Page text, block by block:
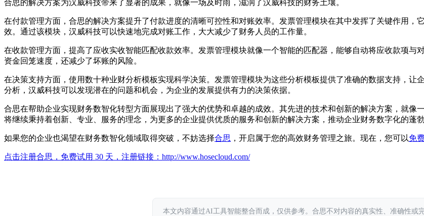
合思的解决方案为汉威科技带来了显著的成果，就像一场及时雨，滋润了汉威科技的财务土壤。
在付款管理方面，合思的解决方案提升了付款进度的清晰可控性和对账效率。发票管理模块在其中发挥了关键作用
效。通过该模块，汉威科技可以快速地完成对账工作，大大减少了财务人员的工作量。
在收款管理方面，提高了应收实收智能匹配收款效率。发票管理模块就像一个智能的匹配器，能够自动将应收款项
资金回笼速度，还减少了坏账的风险。
在决策支持方面，使用数十种业财分析模板实现科学决策。发票管理模块为这些分析模板提供了准确的数据支持，
分析，汉威科技可以发现潜在的问题和机会，为企业的发展提供有力的决策依据。
合思在帮助企业实现财务数智化转型方面展现出了强大的优势和卓越的成效。其先进的技术和创新的解决方案，就
将继续秉持着创新、专业、服务的理念，为更多的企业提供优质的服务和创新的解决方案，推动企业财务数字化的蓬勃
如果您的企业也渴望在财务数智化领域取得突破，不妨选择合思 ，开启属于您的高效财务管理之旅。现在，您可以免
点击注册合思，免费试用 30 天，注册链接： http://www.hosecloud.com/
本文内容通过AI工具智能整合而成，仅供参考。合思不对内容的真实性、准确性或